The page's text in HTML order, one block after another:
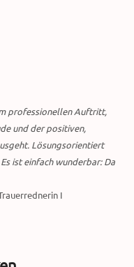
professionellen Auftritt,
und der positiven,
Lösungsorientiert
ist einfach wunderbar: Da
I